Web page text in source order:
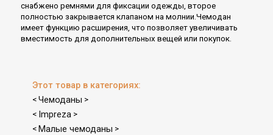
снабжено ремнями для фиксации одежды, второе
полностью закрывается клапаном на молнии.Чемодан
имеет функцию расширения, что позволяет увеличивать
вместимость для дополнительных вещей или покупок.
Этот товар в категориях:
< Чемоданы >
< Impreza >
< Малые чемоданы >